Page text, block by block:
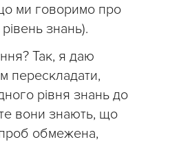
ми говоримо про
знань).
Так, я даю
перескладати,
рівня знань до
вони знають, що
обмежена,